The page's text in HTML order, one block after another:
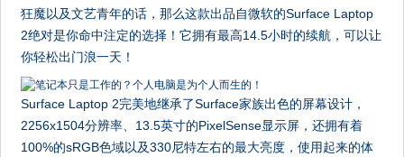
狂魔以及文艺青年的话，那么这款出品自微软的Surface Laptop
2绝对是你命中注定的选择！它拥有最高14.5小时的续航，可以让
你轻松出门浪一天！
Surface Laptop 2完美地继承了Surface家族出色的屏幕设计，
2256x1504分辨率、13.5英寸的PixelSense显示屏，还拥有着
100%的sRGB色域以及330尼特左右的最大亮度，使用起来的体